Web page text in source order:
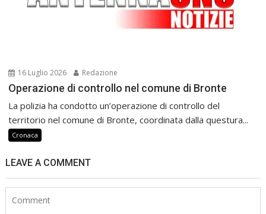
16 Luglio 2026 Redazione
Operazione di controllo nel comune di Bronte
La polizia ha condotto un’operazione di controllo del
territorio nel comune di Bronte, coordinata dalla questura...
Cronaca
LEAVE A COMMENT